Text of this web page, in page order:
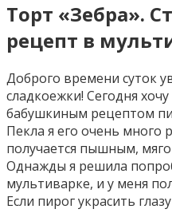
Торт «Зебра».
рецепт в
Доброго времени суток
сладкоежки! Сегодня
бабушкиным рецептом
Пекла я его очень много
получается пышным,
Однажды я решила
мультиварке, и у меня
Если пирог украсить